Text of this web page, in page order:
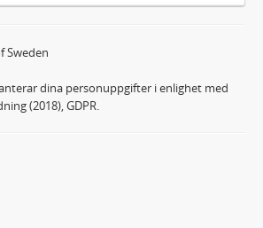
Sweden
dina personuppgifter i enlighet med
(2018), GDPR.